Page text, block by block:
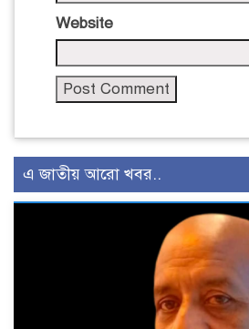
Website
এ জাতীয় আরো খবর..